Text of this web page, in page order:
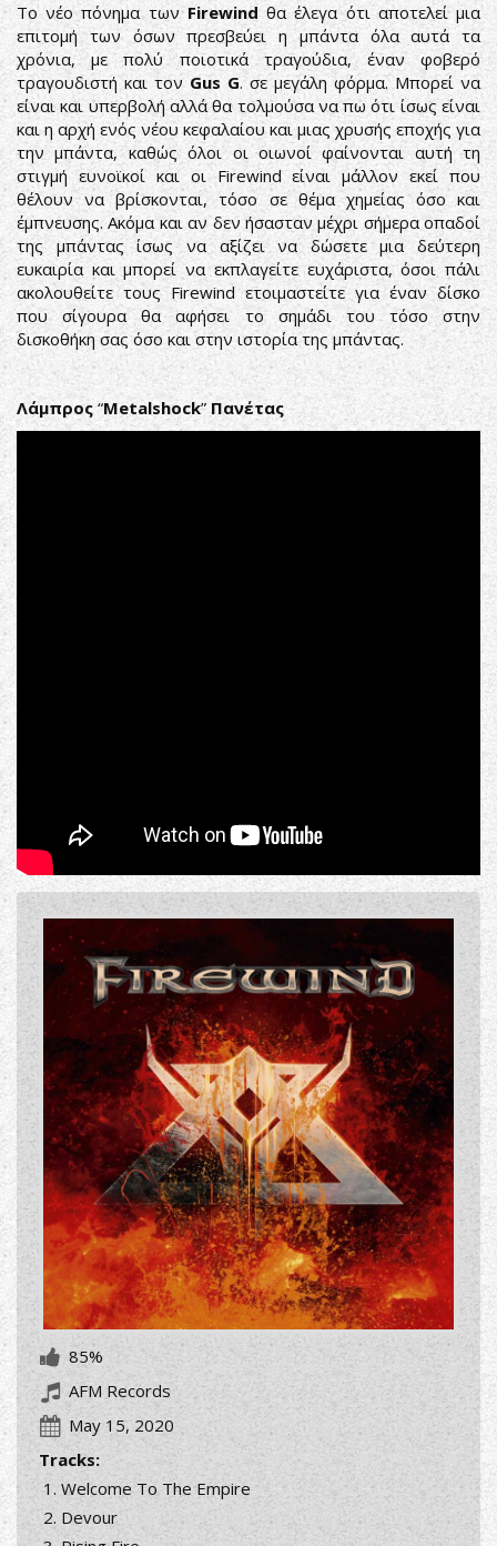
Το νέο πόνημα των Firewindθα έλεγα ότι αποτελεί μια
επιτομή των όσων πρεσβεύει η μπάντα όλα αυτά τα
χρόνια, με πολύ ποιοτικά τραγούδια, έναν φοβερό
τραγουδιστή και τον Gus G. σε μεγάλη φόρμα. Μπορεί να
είναι και υπερβολή αλλά θα τολμούσα να πω ότι ίσως είναι
και η αρχή ενός νέου κεφαλαίου και μιας χρυσής εποχής για
την μπάντα, καθώς όλοι οι οιωνοί φαίνονται αυτή τη
στιγμή ευνοϊκοί και οι Firewind είναι μάλλον εκεί που
θέλουν να βρίσκονται, τόσο σε θέμα χημείας όσο και
έμπνευσης. Ακόμα και αν δεν ήσασταν μέχρι σήμερα οπαδοί
της μπάντας ίσως να αξίζει να δώσετε μια δεύτερη
ευκαιρία και μπορεί να εκπλαγείτε ευχάριστα, όσοι πάλι
ακολουθείτε τους Firewind ετοιμαστείτε για έναν δίσκο
που σίγουρα θα αφήσει το σημάδι του τόσο στην
δισκοθήκη σας όσο και στην ιστορία της μπάντας.
Λάμπρος “Metalshock” Πανέτας
85%
AFM Records
May 15, 2020
Tracks:
Welcome To The Empire
Devour